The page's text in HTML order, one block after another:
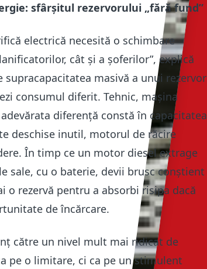
sfârșitul rezervorului „fără fund”
electrică necesită o schimbare
cât și a șoferilor”, explică
masivă a unui rezervor
consumul diferit. Tehnic, mașina
diferență constă în capacitatea
deschise inutil, motorul de răcire
În timp ce un motor diesel extrage
sale, cu o baterie, devii brusc conștient
o rezervă pentru a absorbi risipa dacă
de încărcare.
către un nivel mult mai ridicat de
pe o limitare, ci ca pe un stimulent